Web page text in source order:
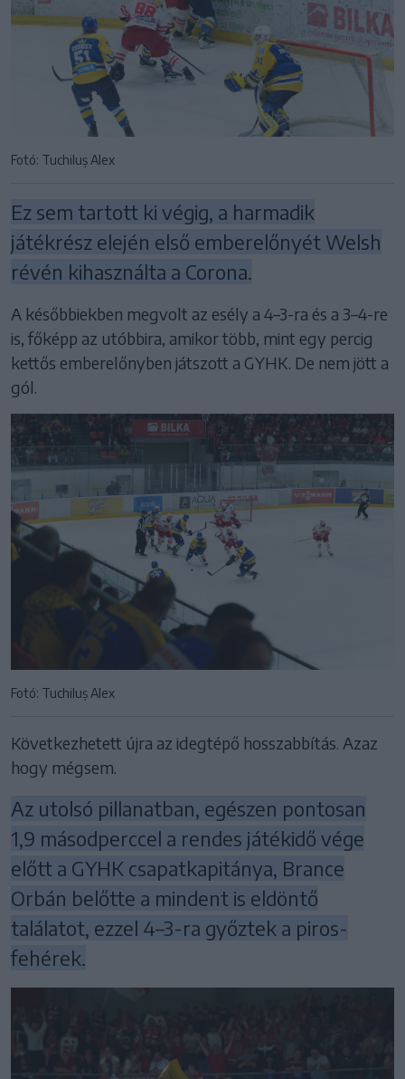
Fotó: Tuchiluș Alex
Ez sem tartott ki végig, a harmadik
játékrész elején első emberelőnyét Welsh
révén kihasználta a Corona.
A későbbiekben megvolt az esély a 4–3-ra és a 3–4-re
is, főképp az utóbbira, amikor több, mint egy percig
kettős emberelőnyben játszott a GYHK. De nem jött a
gól.
Fotó: Tuchiluș Alex
Következhetett újra az idegtépő hosszabbítás. Azaz
hogy mégsem.
Az utolsó pillanatban, egészen pontosan
1,9 másodperccel a rendes játékidő vége
előtt a GYHK csapatkapitánya, Brance
Orbán belőtte a mindent is eldöntő
találatot, ezzel 4–3-ra győztek a piros-
fehérek.